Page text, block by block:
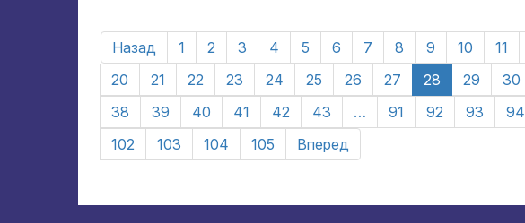
Назад 1 2 3 4 5 6 7 8 9 10 11
20
21 22 23 24 25 26 27 28 29 30
38
39 40 41 42 43 … 91 92 93 94
102
103 104 105 Вперед